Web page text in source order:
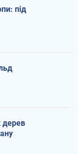
під
дерев